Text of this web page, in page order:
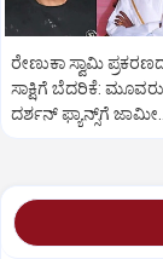
ರೇಣುಕಾ ಸ್ವಾಮಿ
ಸಾಕ್ಷಿಗೆ ಬೆದರಿಕೆ: ಮೂವರು
ದರ್ಶನ್‌ ಫ್ಯಾನ್ಸ್‌ಗೆ